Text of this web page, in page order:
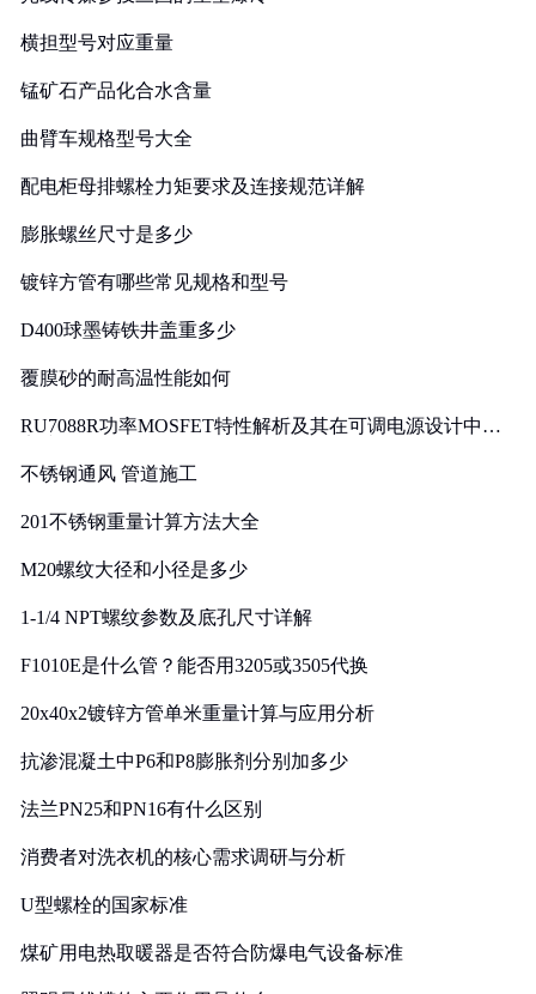
横担型号对应重量
锰矿石产品化合水含量
曲臂车规格型号大全
配电柜母排螺栓力矩要求及连接规范详解
膨胀螺丝尺寸是多少
镀锌方管有哪些常见规格和型号
D400球墨铸铁井盖重多少
覆膜砂的耐高温性能如何
RU7088R功率MOSFET特性解析及其在可调电源设计中的
不锈钢通风 管道施工
201不锈钢重量计算方法大全
M20螺纹大径和小径是多少
1-1/4 NPT螺纹参数及底孔尺寸详解
F1010E是什么管？能否用3205或3505代换
20x40x2镀锌方管单米重量计算与应用分析
抗渗混凝土中P6和P8膨胀剂分别加多少
法兰PN25和PN16有什么区别
消费者对洗衣机的核心需求调研与分析
U型螺栓的国家标准
煤矿用电热取暖器是否符合防爆电气设备标准